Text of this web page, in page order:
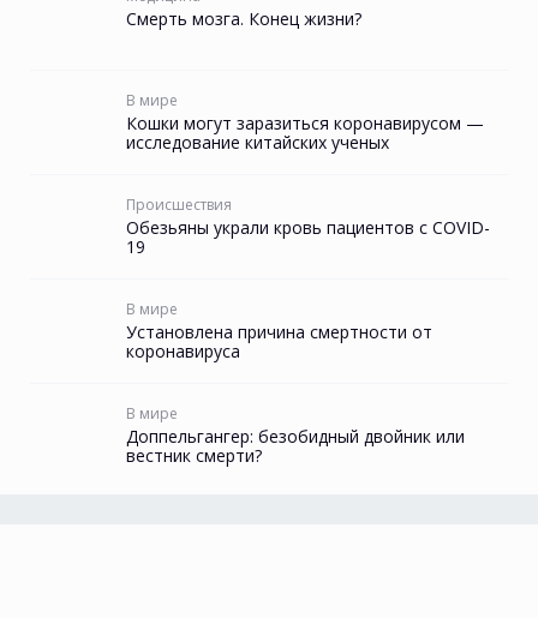
Смерть мозга. Конец жизни?
В мире
Кошки могут заразиться коронавирусом —
исследование китайских ученых
Происшествия
Обезьяны украли кровь пациентов с COVID-
19
В мире
Установлена причина смертности от
коронавируса
В мире
Доппельгангер: безобидный двойник или
вестник смерти?